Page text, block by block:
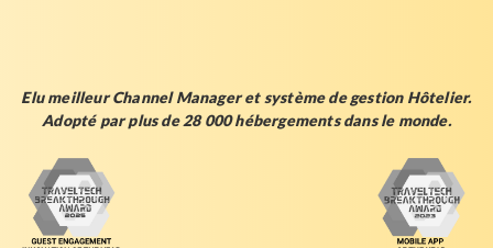
Elu meilleur Channel Manager et système de gestion Hôtelier.
Adopté par plus de 28 000 hébergements dans le monde.